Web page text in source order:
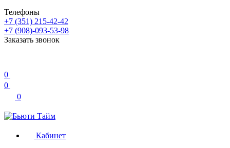
Телефоны
+7 (351) 215-42-42
+7 (908)-093-53-98
Заказать звонок
0
0
0
Кабинет